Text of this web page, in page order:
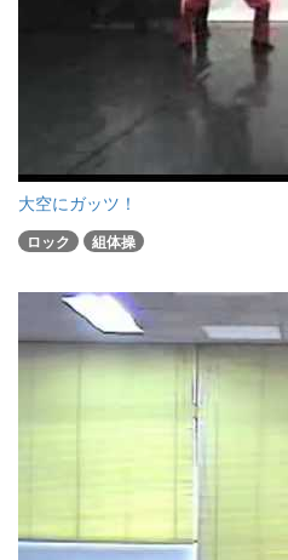
大空にガッツ！
ロック 組体操